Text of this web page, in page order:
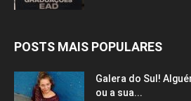
POSTS MAIS POPULARES
Galera do Sul!
ou a sua...